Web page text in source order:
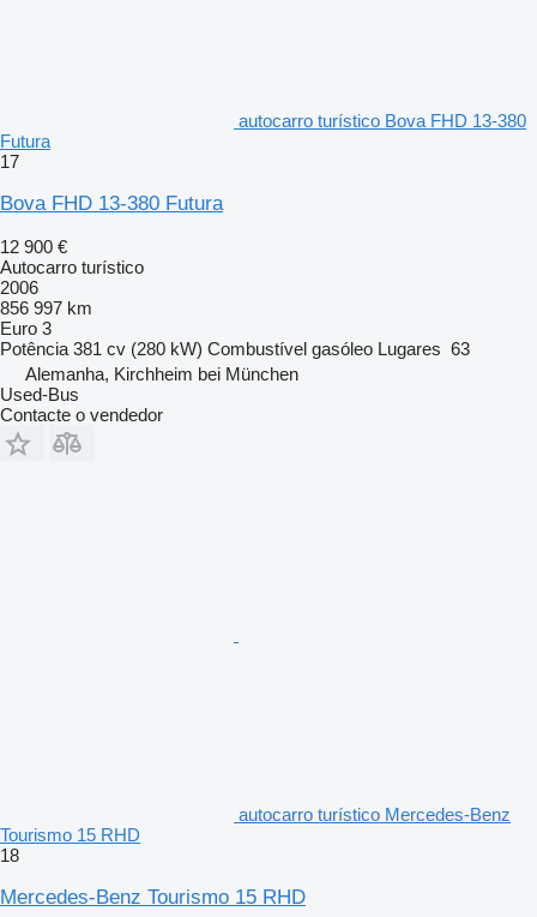
autocarro turístico Bova FHD 13-380
Futura
17
Bova FHD 13-380 Futura
12 900 €
Autocarro turístico
2006
856 997 km
Euro 3
Potência 381 cv (280 kW) Combustível gasóleo Lugares 63
Alemanha, Kirchheim bei München
Used-Bus
Contacte o vendedor
autocarro turístico Mercedes-Benz
Tourismo 15 RHD
18
Mercedes-Benz Tourismo 15 RHD